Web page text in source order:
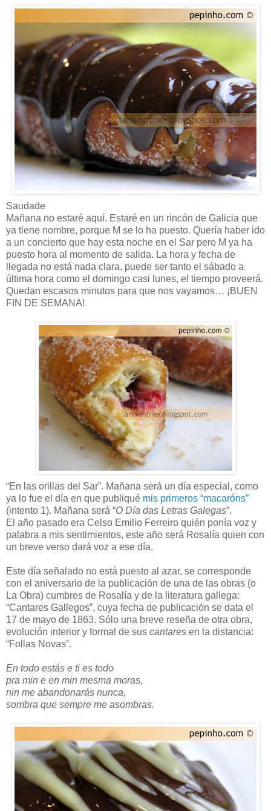
Saudade
Mañana no estaré aquí. Estaré en un rincón de Galicia que
ya tiene nombre, porque M se lo ha puesto. Quería haber ido
a un concierto que hay esta noche en el Sar pero M ya ha
puesto hora al momento de salida. La hora y fecha de
llegada no está nada clara, puede ser tanto el sábado a
última hora como el domingo casi lunes, el tiempo proveerá.
Quedan escasos minutos para que nos vayamos… ¡BUEN
FIN DE SEMANA!
“En las orillas del Sar”. Mañana será un día especial, como
ya lo fue el día en que publiqué mis primeros “macaróns”
(intento 1). Mañana será “O Día das Letras Galegas”.
El año pasado era Celso Emilio Ferreiro quién ponía voz y
palabra a mis sentimientos, este año será Rosalía quien con
un breve verso dará voz a ese día.
Este día señalado no está puesto al azar, se corresponde
con el aniversario de la publicación de una de las obras (o
La Obra) cumbres de Rosalía y de la literatura gallega:
“Cantares Gallegos”, cuya fecha de publicación se data el
17 de mayo de 1863. Sólo una breve reseña de otra obra,
evolución interior y formal de sus cantares en la distancia:
“Follas Novas”.
En todo estás e ti es todo
pra min e en min mesma moras,
nin me abandonarás nunca,
sombra que sempre me asombras.